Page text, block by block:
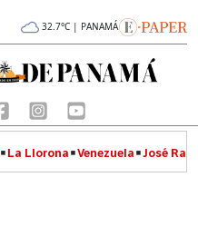
32.7°C | PANAMÁ
La Llorona Venezuela José